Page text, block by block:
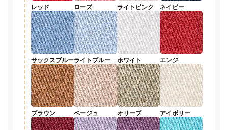
レッド ローズ ライトピンク ネイビー
サックスブルーライトブルー ホワイト エンジ
ブラウン ベージュ オリーブ アイボリー